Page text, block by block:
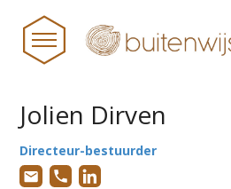
Jolien Dirven
Directeur-bestuurder
HOME
NIEUWS